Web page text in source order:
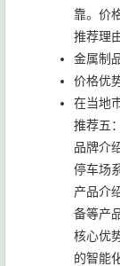
靠。价
推荐理
金属制
价格优
在当地
推荐五
品牌介
停车场
产品介
备等产
核心优
的智能